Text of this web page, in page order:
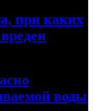
при каких
воды